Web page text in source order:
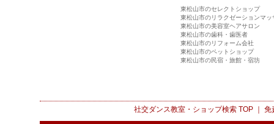
東松山市のセレクトショップ
東松山市のリラクゼーションマッ
東松山市の美容室ヘアサロン
東松山市の歯科・歯医者
東松山市のリフォーム会社
東松山市のペットショップ
東松山市の民宿・旅館・宿坊
社交ダンス教室・ショップ検索TOP ｜ 免